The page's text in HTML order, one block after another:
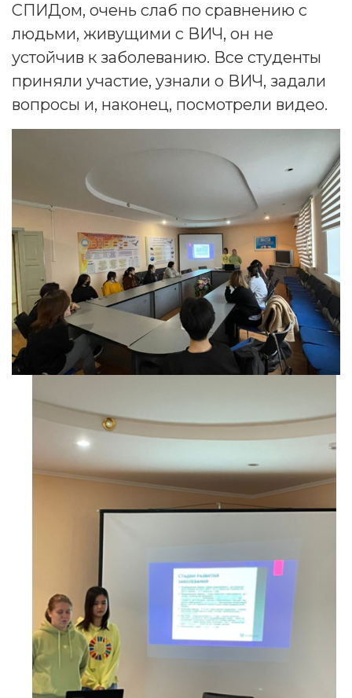
СПИДом, очень слаб по сравнению с
людьми, живущими с ВИЧ, он не
устойчив к заболеванию. Все студенты
приняли участие, узнали о ВИЧ, задали
вопросы и, наконец, посмотрели видео.